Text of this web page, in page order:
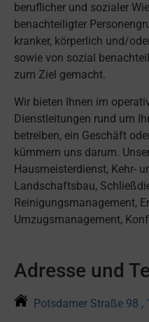
beruflicher und sozialer
benachteiligter
kranker, körperlich und/
sowie von sozial
zum Ziel gemacht.
Wir bieten Ihnen im
Dienstleitungen rund um
betreiben, ein Geschäft
kümmern uns darum.
Hausmeisterdienst, Kehr-
Landschaftsbau,
Reinigungsmanagement,
Umzugsmanagement,
Adresse und
Potsdamer Straße 98 ,